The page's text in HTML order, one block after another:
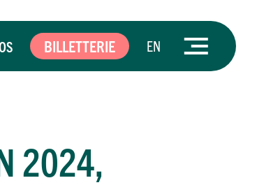
BILLETTERIE EN
2024,